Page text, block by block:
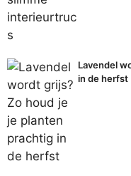
Lavendel
in de herfst